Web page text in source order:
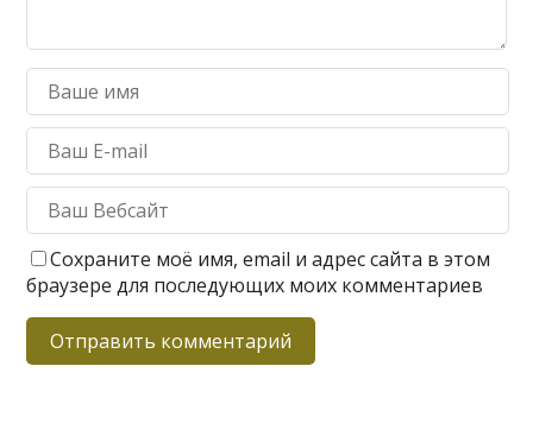
Сохраните моё имя, email и адрес сайта в этом
браузере для последующих моих комментариев